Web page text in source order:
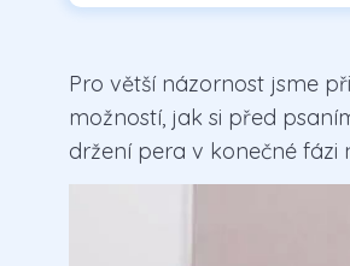
Pro větší názornost jsme
možností, jak si před
držení pera v konečné fázi